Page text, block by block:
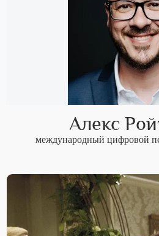
Алекс
международный цифровой